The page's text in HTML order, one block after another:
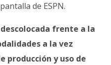
de ESPN.
frente a la
a la vez
producción y uso de